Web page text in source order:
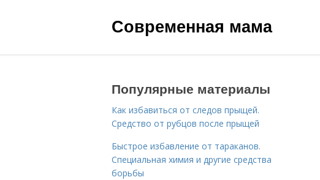
Современная мама
Популярные материалы
Как избавиться от следов прыщей.
Средство от рубцов после прыщей
Быстрое избавление от тараканов.
Специальная химия и другие средства
борьбы